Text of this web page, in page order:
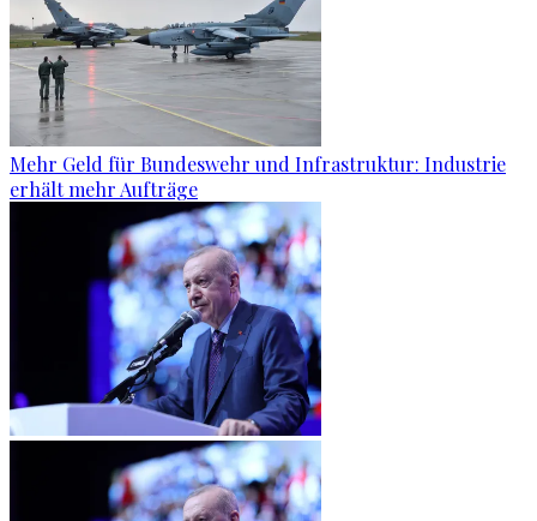
Mehr Geld für Bundeswehr und Infrastruktur: Industrie
erhält mehr Aufträge